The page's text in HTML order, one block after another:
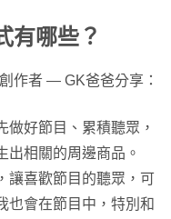
有哪些？
作者 — GK爸爸分享：
做好節目、累積聽眾，
出相關的周邊商品。
讓喜歡節目的聽眾，可
也會在節目中，特別和